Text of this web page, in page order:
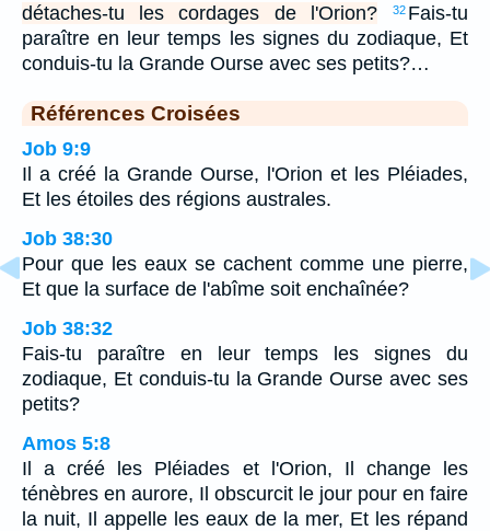
détaches-tu les cordages de l'Orion?
32 Fais-tu
paraître en leur temps les signes du zodiaque, Et
conduis-tu la Grande Ourse avec ses petits?…
Références Croisées
Job 9:9
Il a créé la Grande Ourse, l'Orion et les Pléiades,
Et les étoiles des régions australes.
Job 38:30
Pour que les eaux se cachent comme une pierre,
Et que la surface de l'abîme soit enchaînée?
Job 38:32
Fais-tu paraître en leur temps les signes du
zodiaque, Et conduis-tu la Grande Ourse avec ses
petits?
Amos 5:8
Il a créé les Pléiades et l'Orion, Il change les
ténèbres en aurore, Il obscurcit le jour pour en faire
la nuit, Il appelle les eaux de la mer, Et les répand